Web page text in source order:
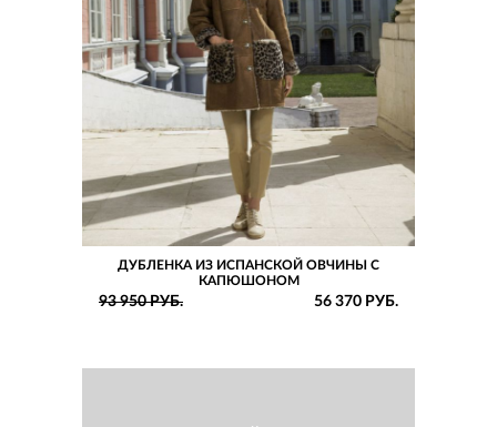
ДУБЛЕНКА ИЗ ИСПАНСКОЙ ОВЧИНЫ С
КАПЮШОНОМ
93 950 РУБ. 56 370 РУБ.